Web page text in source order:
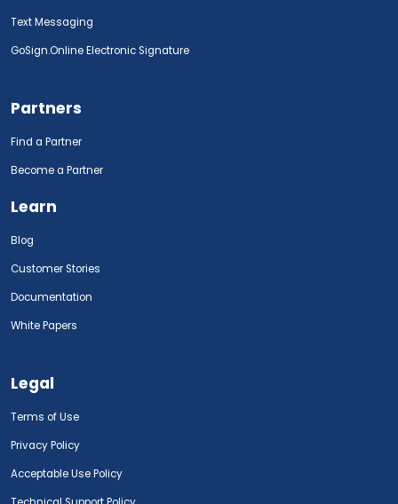
Text Messaging
GoSign.Online Electronic Signature
Partners
Find a Partner
Become a Partner
Learn
Blog
Customer Stories
Documentation
White Papers
Legal
Terms of Use
Privacy Policy
Acceptable Use Policy